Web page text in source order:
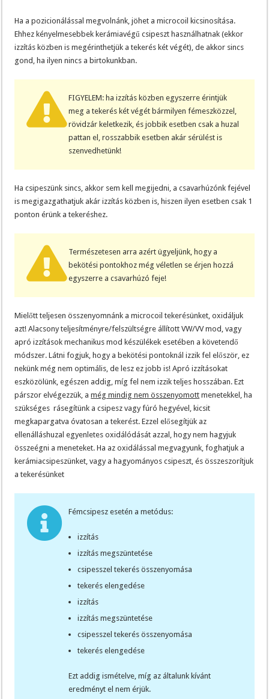
Ha a pozicionálással megvolnánk, jöhet a microcoil kicsinosítása.
Ehhez kényelmesebbek kerámiavégű csipeszt használhatnak (ekkor
izzítás közben is megérinthetjük a tekerés két végét), de akkor sincs
gond, ha ilyen nincs a birtokunkban.
FIGYELEM: ha izzítás közben egyszerre érintjük
meg a tekerés két végét bármilyen fémeszközzel,
rövidzár keletkezik, és jobbik esetben csak a huzal
pattan el, rosszabbik esetben akár sérülést is
szenvedhetünk!
Ha csipeszünk sincs, akkor sem kell megijedni, a csavarhúzónk fejével
is megigazgathatjuk akár izzítás közben is, hiszen ilyen esetben csak 1
ponton érünk a tekeréshez.
Természetesen arra azért ügyeljünk, hogy a
bekötési pontokhoz még véletlen se érjen hozzá
egyszerre a csavarhúzó feje!
Mielőtt teljesen összenyomnánk a microcoil tekerésünket, oxidáljuk
azt! Alacsony teljesítményre/felszültségre állított VW/VV mod, vagy
apró izzítások mechanikus mod készülékek esetében a követendő
módszer. Látni fogjuk, hogy a bekötési pontoknál izzik fel először, ez
nekünk még nem optimális, de lesz ez jobb is! Apró izzításokat
eszközölünk, egészen addig, míg fel nem izzik teljes hosszában. Ezt
párszor elvégezzük, amég mindig nem összenyomott menetekkel, ha
szükséges rásegítünk a csipesz vagy fúró hegyével, kicsit
megkapargatva óvatosan a tekerést. Ezzel elősegítjük az
ellenálláshuzal egyenletes oxidálódását azzal, hogy nem hagyjuk
összeégni a meneteket. Ha az oxidálással megvagyunk, foghatjuk a
kerámiacsipeszünket, vagy a hagyományos csipeszt, és összeszorítjuk
a tekerésünket
Fémcsipesz esetén a metódus:
izzítás
izzítás megszüntetése
csipesszel tekerés összenyomása
tekerés elengedése
izzítás
izzítás megszüntetése
csipesszel tekerés összenyomása
tekerés elengedése
Ezt addig ismételve, míg az általunk kívánt
eredményt el nem érjük.